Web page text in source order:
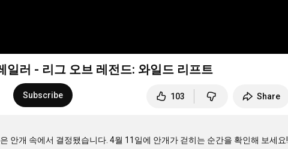
일러 - 리그 오브 레전드: 와일드 리프트
Subscribe 103 Share
안개 속에서 결정됐습니다. 4월 11일에 안개가 걷히는 순간을 확인해 보세요!